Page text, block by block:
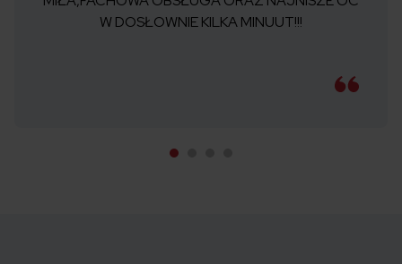
W DOSŁOWNIE KILKA MINUUT!!!